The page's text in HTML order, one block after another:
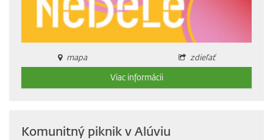
mapa
zdieľať
Viac informácii
Komunitný piknik v Alúviu